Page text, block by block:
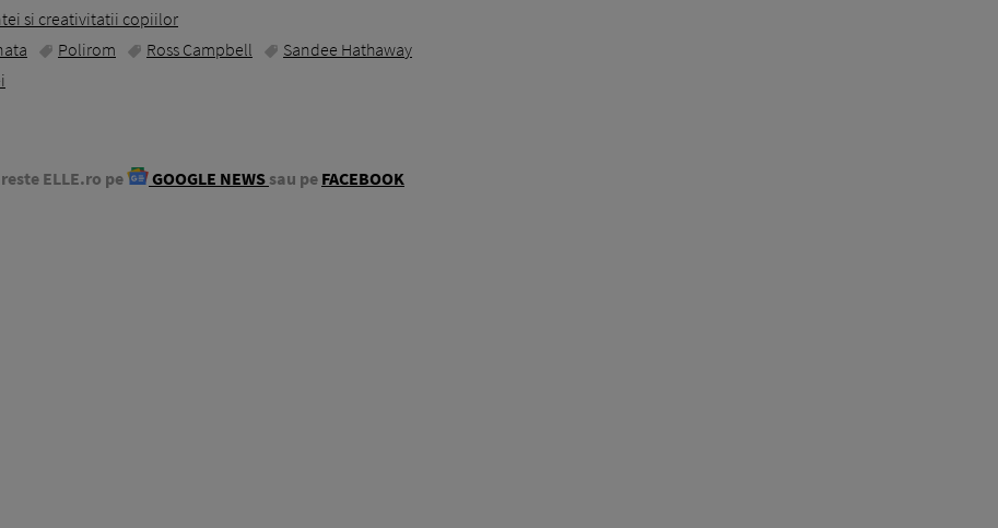
si creativitatii copiilor
Polirom Ross Campbell
Sandee Hathaway
ELLE.ro pe GOOGLE NEWS sau pe FACEBOOK